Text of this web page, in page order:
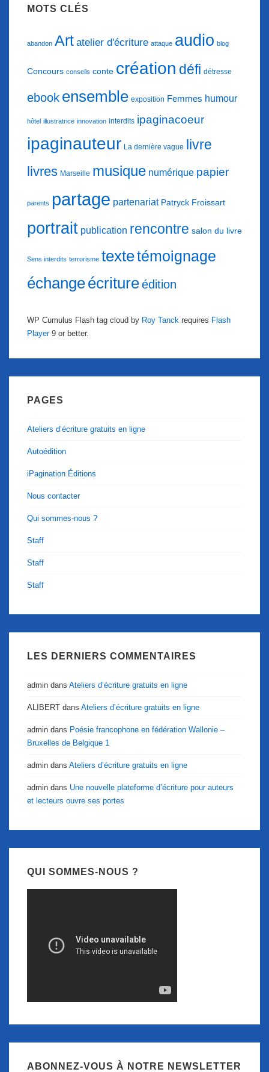
MOTS CLÉS
abandon Art atelier d'écriture attaque audio blog
Concours conseils conte création défi détresse
ebook ensemble exposition Femmes humour
hôtel illustratrice innovation interdits ipaginacoeur
ipaginauteur La dernière vague livre
livres Marseille musique numérique papier
parents partage partenariat Patryck Froissart
portrait publication rencontre salon du livre
Sens interdits terrorisme textetémoignage
échangeécritureédition
WP Cumulus Flash tag cloud by Roy Tanck requires Flash
Player9 or better.
PAGES
Ateliers d’écriture gratuits en ligne
Autoédition
iPagination Éditions
Nous contacter
Qui sommes-nous ?
Staff
Staff
Staff
LES DERNIERS COMMENTAIRES
admin dans Ateliers d’écriture gratuits en ligne
ALIBERT dans Ateliers d’écriture gratuits en ligne
admin dans Poésie francophone en fédération Wallonie –
Bruxelles de Belgique 1
admin dans Ateliers d’écriture gratuits en ligne
admin dans Une nouvelle plateforme d’écriture pour auteurs
et lecteurs ouvre ses portes
QUI SOMMES-NOUS ?
ABONNEZ-VOUS À NOTRE NEWSLETTER